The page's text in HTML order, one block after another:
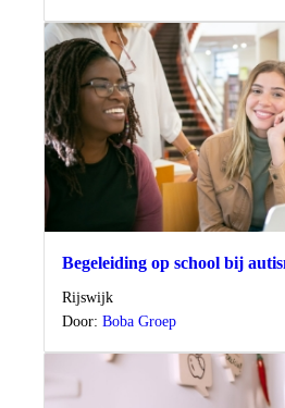
Begeleiding op school bij
Locatie
Rijswijk
Door: Boba Groep